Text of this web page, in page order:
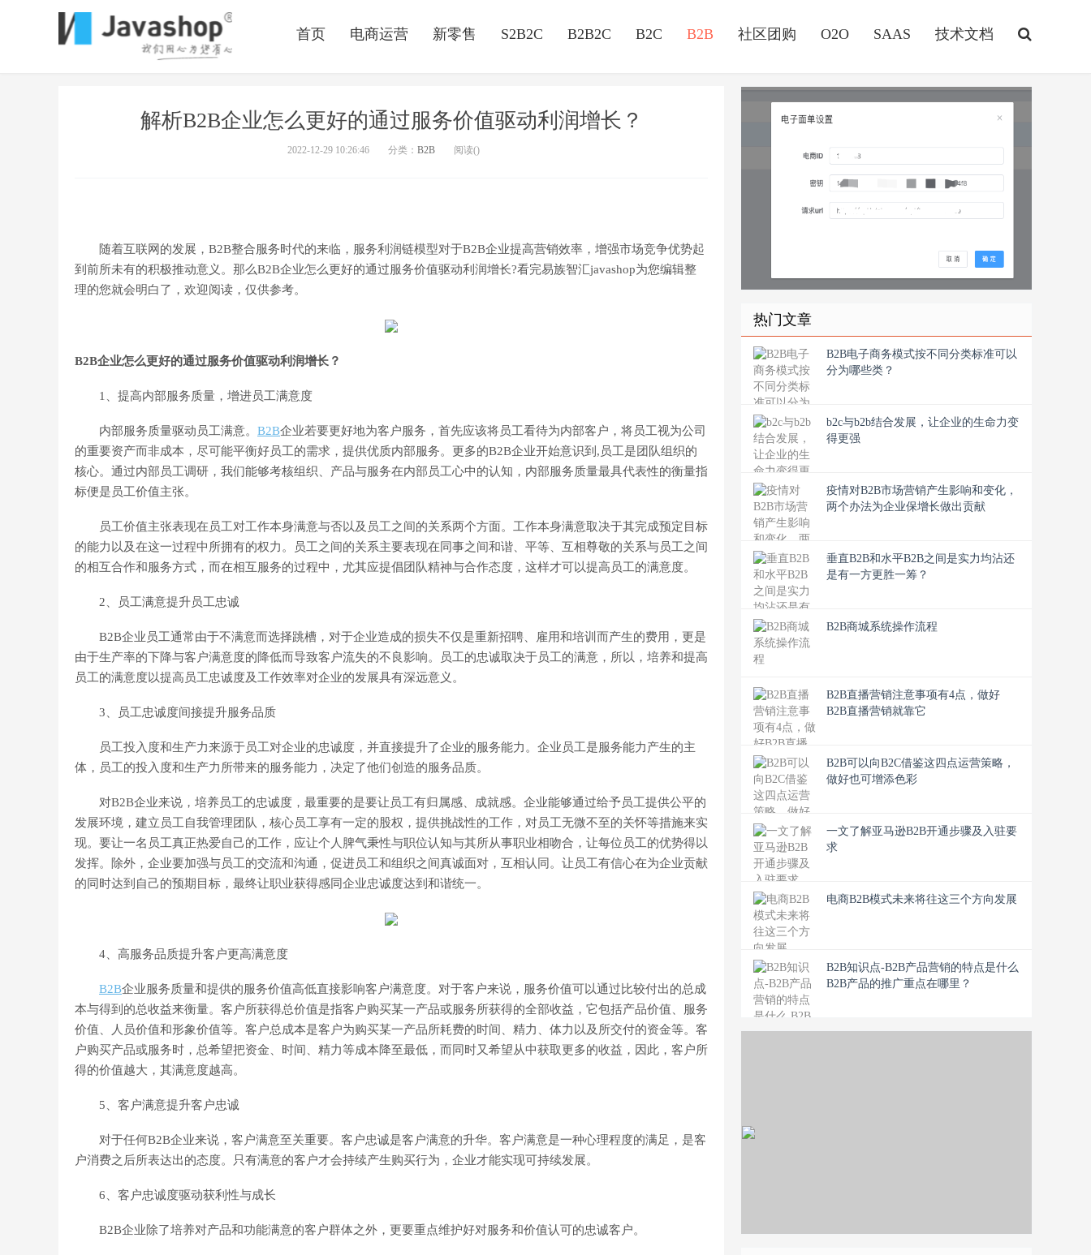
首页 电商运营 新零售 S2B2C B2B2C B2C B2B 社区团购 O2O SAAS 技术文档
解析B2B企业怎么更好的通过服务价值驱动利润增长？
2022-12-29 10:26:46 分类： B2B 阅读()
随着互联网的发展，B2B整合服务时代的来临，服务利润链模型对于B2B企业提高营销效率，增强市场竞争优势起
到前所未有的积极推动意义。那么B2B企业怎么更好的通过服务价值驱动利润增长?看完易族智汇javashop为您编辑整
理的您就会明白了，欢迎阅读，仅供参考。
B2B企业怎么更好的通过服务价值驱动利润增长？
1、提高内部服务质量，增进员工满意度
内部服务质量驱动员工满意。 B2B企业若要更好地为客户服务，首先应该将员工看待为内部客户，将员工视为公司
的重要资产而非成本，尽可能平衡好员工的需求，提供优质内部服务。更多的B2B企业开始意识到,员工是团队组织的
核心。通过内部员工调研，我们能够考核组织、产品与服务在内部员工心中的认知，内部服务质量最具代表性的衡量指
标便是员工价值主张。
员工价值主张表现在员工对工作本身满意与否以及员工之间的关系两个方面。工作本身满意取决于其完成预定目标
的能力以及在这一过程中所拥有的权力。员工之间的关系主要表现在同事之间和谐、平等、互相尊敬的关系与员工之间
的相互合作和服务方式，而在相互服务的过程中，尤其应提倡团队精神与合作态度，这样才可以提高员工的满意度。
2、员工满意提升员工忠诚
B2B企业员工通常由于不满意而选择跳槽，对于企业造成的损失不仅是重新招聘、雇用和培训而产生的费用，更是
由于生产率的下降与客户满意度的降低而导致客户流失的不良影响。员工的忠诚取决于员工的满意，所以，培养和提高
员工的满意度以提高员工忠诚度及工作效率对企业的发展具有深远意义。
3、员工忠诚度间接提升服务品质
员工投入度和生产力来源于员工对企业的忠诚度，并直接提升了企业的服务能力。企业员工是服务能力产生的主
体，员工的投入度和生产力所带来的服务能力，决定了他们创造的服务品质。
对B2B企业来说，培养员工的忠诚度，最重要的是要让员工有归属感、成就感。企业能够通过给予员工提供公平的
发展环境，建立员工自我管理团队，核心员工享有一定的股权，提供挑战性的工作，对员工无微不至的关怀等措施来实
现。要让一名员工真正热爱自己的工作，应让个人脾气秉性与职位认知与其所从事职业相吻合，让每位员工的优势得以
发挥。除外，企业要加强与员工的交流和沟通，促进员工和组织之间真诚面对，互相认同。让员工有信心在为企业贡献
的同时达到自己的预期目标，最终让职业获得感同企业忠诚度达到和谐统一。
4、高服务品质提升客户更高满意度
B2B企业服务质量和提供的服务价值高低直接影响客户满意度。对于客户来说，服务价值可以通过比较付出的总成
本与得到的总收益来衡量。客户所获得总价值是指客户购买某一产品或服务所获得的全部收益，它包括产品价值、服务
价值、人员价值和形象价值等。客户总成本是客户为购买某一产品所耗费的时间、精力、体力以及所交付的资金等。客
户购买产品或服务时，总希望把资金、时间、精力等成本降至最低，而同时又希望从中获取更多的收益，因此，客户所
得的价值越大，其满意度越高。
5、客户满意提升客户忠诚
对于任何B2B企业来说，客户满意至关重要。客户忠诚是客户满意的升华。客户满意是一种心理程度的满足，是客
户消费之后所表达出的态度。只有满意的客户才会持续产生购买行为，企业才能实现可持续发展。
6、客户忠诚度驱动获利性与成长
B2B企业除了培养对产品和功能满意的客户群体之外，更要重点维护好对服务和价值认可的忠诚客户。
热门文章
B2B电子商务模式按不同分类标准可以
分为哪些类？
b2c与b2b结合发展，让企业的生命力变
得更强
疫情对B2B市场营销产生影响和变化，
两个办法为企业保增长做出贡献
垂直B2B和水平B2B之间是实力均沾还
是有一方更胜一筹？
B2B商城系统操作流程
B2B直播营销注意事项有4点，做好
B2B直播营销就靠它
B2B可以向B2C借鉴这四点运营策略，
做好也可增添色彩
一文了解亚马逊B2B开通步骤及入驻要
求
电商B2B模式未来将往这三个方向发展
B2B知识点-B2B产品营销的特点是什么
B2B产品的推广重点在哪里？